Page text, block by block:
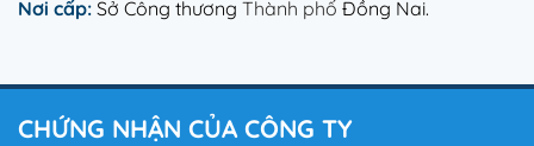
Nơi cấp: Sở Công thương Thành phố Đồng Nai.
CHỨNG NHẬN CỦA CÔNG TY